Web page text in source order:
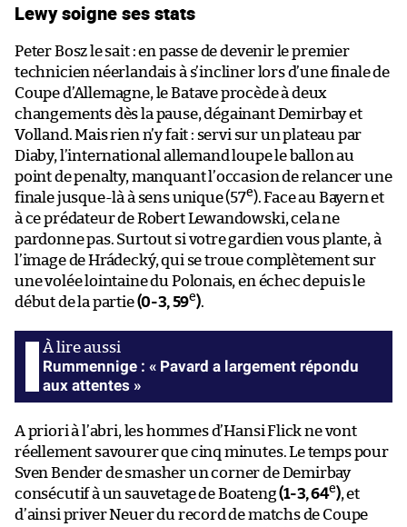
Lewy soigne ses stats
Peter Bosz le sait : en passe de devenir le premier
technicien néerlandais à s’incliner lors d’une finale de
Coupe d’Allemagne, le Batave procède à deux
changements dès la pause, dégainant Demirbay et
Volland. Mais rien n’y fait : servi sur un plateau par
Diaby, l’international allemand loupe le ballon au
point de penalty, manquant l’occasion de relancer une
finale jusque-là à sens unique (57e). Face au Bayern et
à ce prédateur de Robert Lewandowski, cela ne
pardonne pas. Surtout si votre gardien vous plante, à
l’image de Hrádecký, qui se troue complètement sur
une volée lointaine du Polonais, en échec depuis le
début de la partie(0-3, 59e).
Rummennige : « Pavard a largement répondu
aux attentes »
A priori à l’abri, les hommes d’Hansi Flick ne vont
réellement savourer que cinq minutes. Le temps pour
Sven Bender de smasher un corner de Demirbay
consécutif à un sauvetage de Boateng(1-3, 64e), et
d’ainsi priver Neuer du record de matchs de Coupe